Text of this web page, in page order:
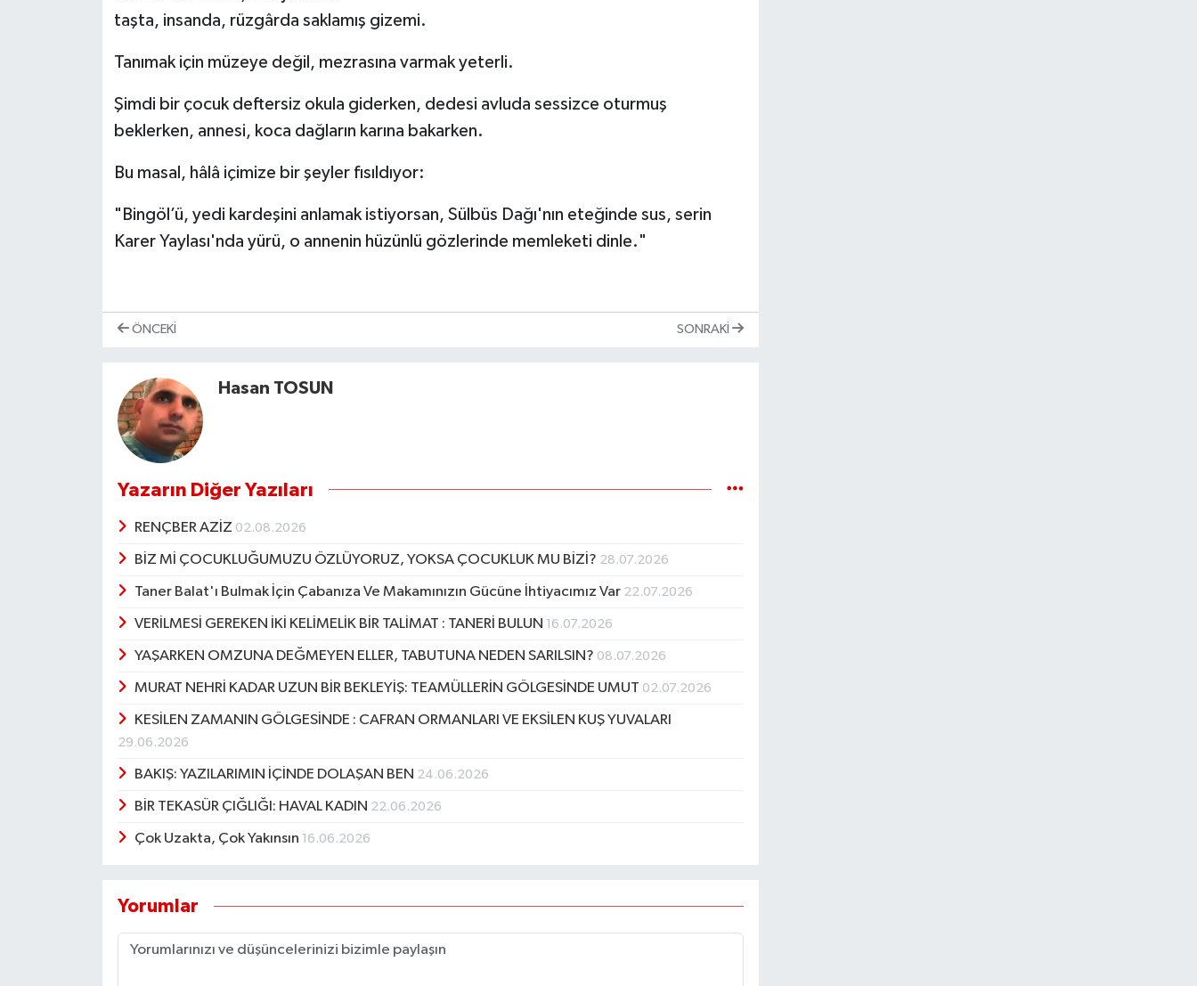
taşta, insanda, rüzgârda saklamış gizemi.
Tanımak için müzeye değil, mezrasına varmak yeterli.
Şimdi bir çocuk deftersiz okula giderken, dedesi avluda sessizce oturmuş
beklerken, annesi, koca dağların karına bakarken.
Bu masal, hâlâ içimize bir şeyler fısıldıyor:
"Bingöl’ü, yedi kardeşini anlamak istiyorsan, Sülbüs Dağı'nın eteğinde sus, serin
Karer Yaylası'nda yürü, o annenin hüzünlü gözlerinde memleketi dinle."
ÖNCEKI SONRAKI
Hasan TOSUN
Yazarın Diğer Yazıları
RENÇBER AZİZ 02.08.2026
BİZ Mİ ÇOCUKLUĞUMUZU ÖZLÜYORUZ, YOKSA ÇOCUKLUK MU BİZİ? 28.07.2026
Taner Balat'ı Bulmak İçin Çabanıza Ve Makamınızın Gücüne İhtiyacımız Var 22.07.2026
VERİLMESİ GEREKEN İKİ KELİMELİK BİR TALİMAT : TANERİ BULUN 16.07.2026
YAŞARKEN OMZUNA DEĞMEYEN ELLER, TABUTUNA NEDEN SARILSIN? 08.07.2026
MURAT NEHRİ KADAR UZUN BİR BEKLEYİŞ: TEAMÜLLERİN GÖLGESİNDE UMUT 02.07.2026
KESİLEN ZAMANIN GÖLGESİNDE : CAFRAN ORMANLARI VE EKSİLEN KUŞ YUVALARI
29.06.2026
BAKIŞ: YAZILARIMIN İÇİNDE DOLAŞAN BEN 24.06.2026
BİR TEKASÜR ÇIĞLIĞI: HAVAL KADIN 22.06.2026
Çok Uzakta, Çok Yakınsın 16.06.2026
Yorumlar